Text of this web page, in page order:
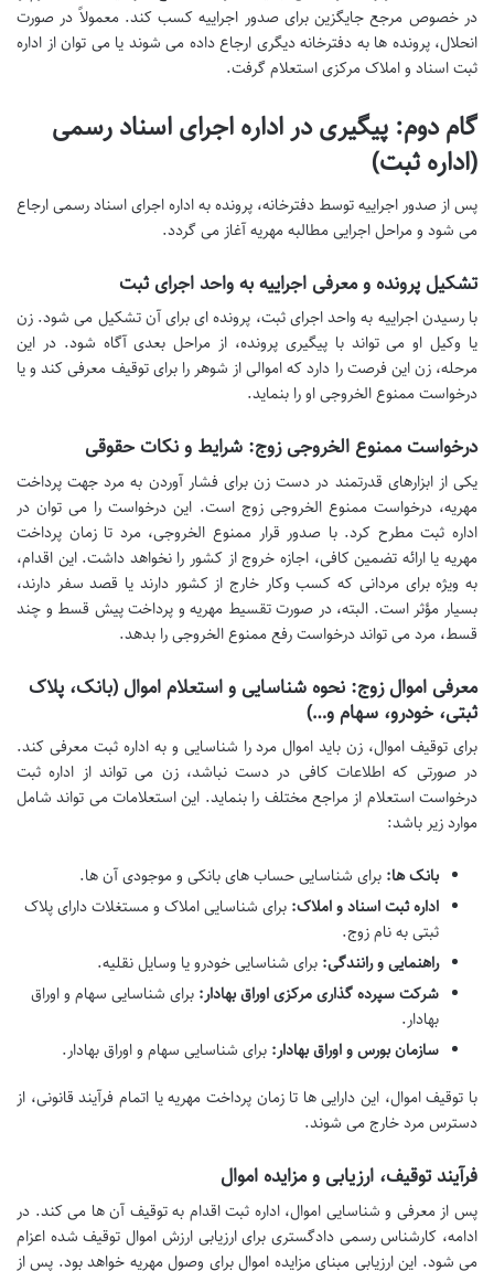
در خصوص مرجع جایگزین برای صدور اجراییه کسب کند. معمولاً در صورت
انحلال، پرونده ها به دفترخانه دیگری ارجاع داده می شوند یا می توان از اداره
ثبت اسناد و املاک مرکزی استعلام گرفت.
گام دوم: پیگیری در اداره اجرای اسناد رسمی
(اداره ثبت)
پس از صدور اجراییه توسط دفترخانه، پرونده به اداره اجرای اسناد رسمی ارجاع
می شود و مراحل اجرایی مطالبه مهریه آغاز می گردد.
تشکیل پرونده و معرفی اجراییه به واحد اجرای ثبت
با رسیدن اجراییه به واحد اجرای ثبت، پرونده ای برای آن تشکیل می شود. زن
یا وکیل او می تواند با پیگیری پرونده، از مراحل بعدی آگاه شود. در این
مرحله، زن این فرصت را دارد که اموالی از شوهر را برای توقیف معرفی کند و یا
درخواست ممنوع الخروجی او را بنماید.
درخواست ممنوع الخروجی زوج: شرایط و نکات حقوقی
یکی از ابزارهای قدرتمند در دست زن برای فشار آوردن به مرد جهت پرداخت
مهریه، درخواست ممنوع الخروجی زوج است. این درخواست را می توان در
اداره ثبت مطرح کرد. با صدور قرار ممنوع الخروجی، مرد تا زمان پرداخت
مهریه یا ارائه تضمین کافی، اجازه خروج از کشور را نخواهد داشت. این اقدام،
به ویژه برای مردانی که کسب وکار خارج از کشور دارند یا قصد سفر دارند،
بسیار مؤثر است. البته، در صورت تقسیط مهریه و پرداخت پیش قسط و چند
قسط، مرد می تواند درخواست رفع ممنوع الخروجی را بدهد.
معرفی اموال زوج: نحوه شناسایی و استعلام اموال (بانک، پلاک
ثبتی، خودرو، سهام و…)
برای توقیف اموال، زن باید اموال مرد را شناسایی و به اداره ثبت معرفی کند.
در صورتی که اطلاعات کافی در دست نباشد، زن می تواند از اداره ثبت
درخواست استعلام از مراجع مختلف را بنماید. این استعلامات می تواند شامل
موارد زیر باشد:
بانک ها: برای شناسایی حساب های بانکی و موجودی آن ها.
اداره ثبت اسناد و املاک: برای شناسایی املاک و مستغلات دارای پلاک
ثبتی به نام زوج.
راهنمایی و رانندگی: برای شناسایی خودرو یا وسایل نقلیه.
شرکت سپرده گذاری مرکزی اوراق بهادار: برای شناسایی سهام و اوراق
بهادار.
سازمان بورس و اوراق بهادار: برای شناسایی سهام و اوراق بهادار.
با توقیف اموال، این دارایی ها تا زمان پرداخت مهریه یا اتمام فرآیند قانونی، از
دسترس مرد خارج می شوند.
فرآیند توقیف، ارزیابی و مزایده اموال
پس از معرفی و شناسایی اموال، اداره ثبت اقدام به توقیف آن ها می کند. در
ادامه، کارشناس رسمی دادگستری برای ارزیابی ارزش اموال توقیف شده اعزام
می شود. این ارزیابی مبنای مزایده اموال برای وصول مهریه خواهد بود. پس از